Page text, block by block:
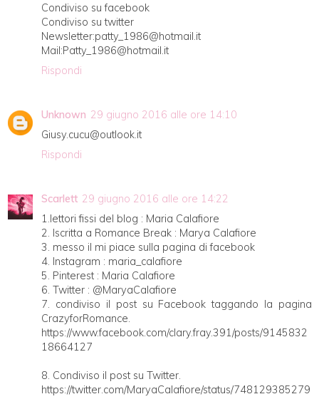
Condiviso su facebook
Condiviso su twitter
Newsletter:patty_1986@hotmail.it
Mail:Patty_1986@hotmail.it
Rispondi
Unknown 29 giugno 2016 alle ore 14:10
Giusy.cucu@outlook.it
Rispondi
Scarlett 29 giugno 2016 alle ore 14:22
1.lettori fissi del blog : Maria Calafiore
2. Iscritta a Romance Break : Marya Calafiore
3. messo il mi piace sulla pagina di facebook
4. Instagram : maria_calafiore
5. Pinterest : Maria Calafiore
6. Twitter : @MaryaCalafiore
7. condiviso il post su Facebook taggando la pagina
CrazyforRomance.
https://www.facebook.com/clary.fray.391/posts/9145832
18664127
8. Condiviso il post su Twitter.
https://twitter.com/MaryaCalafiore/status/748129385279